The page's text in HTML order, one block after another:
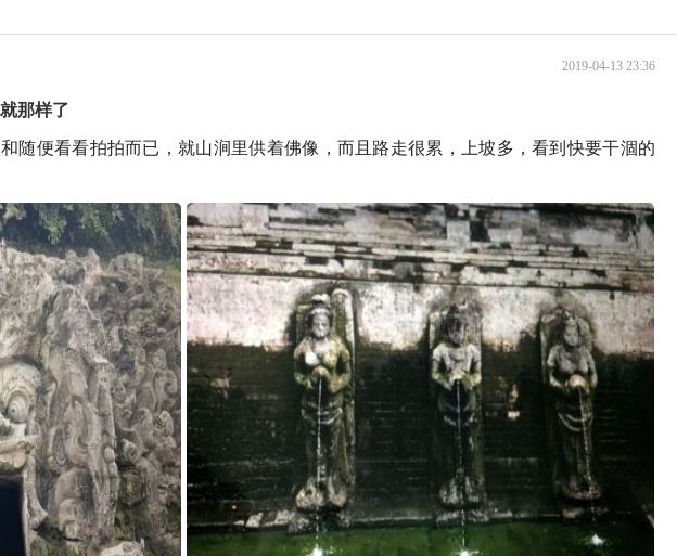
2019-04-13 23:36
那样了
便看看拍拍而已，就山涧里供着佛像，而且路走很累，上坡多，看到快要干涸的